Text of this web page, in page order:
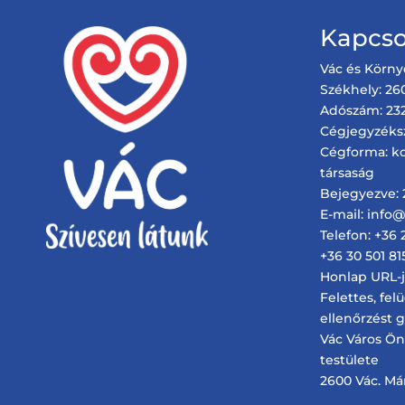
Vác és
Székhely:
Adószám:
Cégforma:
társaság
Bejegyezve:
E-mail:
Telefon: +36
+36 30 501
Honlap
Felettes,
ellenőrzést
Vác Város
testülete
2600 Vác.